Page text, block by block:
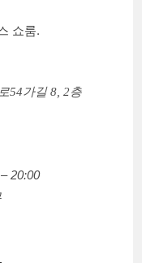
쇼룸.
54가길 8, 2층
20:00